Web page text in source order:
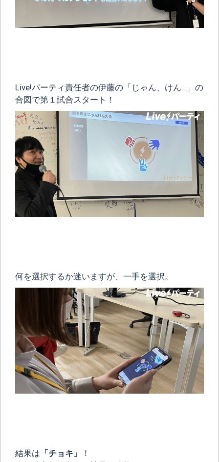
Live!パーティ責任者の伊藤の「じゃん、けん…」の
合図で第１試合スタート！
何を選択するか迷いますが、一手を選択。
結果は 「チョキ」
！